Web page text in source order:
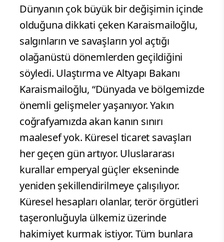
Dünyanın çok büyük bir değişimin içinde
olduğuna dikkati çeken Karaismailoğlu,
salgınların ve savaşların yol açtığı
olağanüstü dönemlerden geçildiğini
söyledi. Ulaştırma ve Altyapı Bakanı
Karaismailoğlu, “Dünyada ve bölgemizde
önemli gelişmeler yaşanıyor. Yakın
coğrafyamızda akan kanın sınırı
maalesef yok. Küresel ticaret savaşları
her geçen gün artıyor. Uluslararası
kurallar emperyal güçler ekseninde
yeniden şekillendirilmeye çalışılıyor.
Küresel hesapları olanlar, terör örgütleri
taşeronluğuyla ülkemiz üzerinde
hakimiyet kurmak istiyor. Tüm bunlara